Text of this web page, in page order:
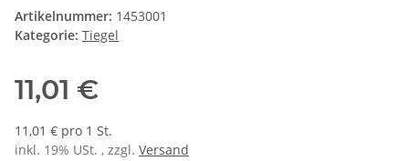
Artikelnummer: 1453001
Kategorie: Tiegel
11,01 €
11,01 € pro 1 St.
inkl. 19% USt. , zzgl. Versand